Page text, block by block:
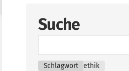
Suche
Schlagwort ethik